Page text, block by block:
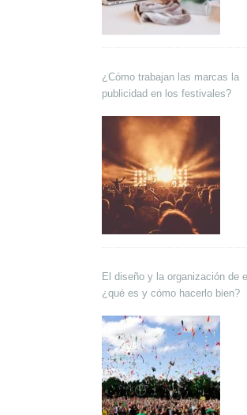
¿Cómo trabajan las marcas la
publicidad en los festivales?
El diseño y la organización de
¿qué es y cómo hacerlo bien?